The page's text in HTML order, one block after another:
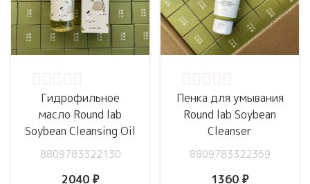
Гидрофильное
масло Round lab
Soybean Cleansing Oil
8809783322130
2040 ₽
Пенка для умывания
Round lab Soybean
Cleanser
8809783322369
1360 ₽